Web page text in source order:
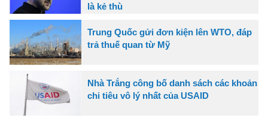
là kẻ thù
Trung Quốc gửi đơn kiện lên WTO, đáp
trả thuế quan từ Mỹ
Nhà Trắng công bố danh sách các khoản
chi tiêu vô lý nhất của USAID